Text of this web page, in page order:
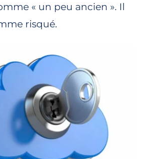
« un peu ancien ». Il
risqué.